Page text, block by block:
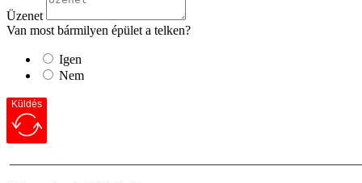
Üzenet
Van most bármilyen épület a telken?
Igen
Nem
Küldés